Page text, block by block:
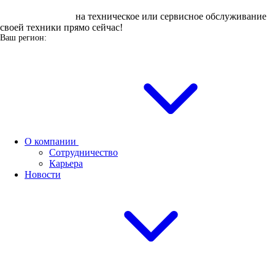
на техническое или сервисное обслуживание
своей техники прямо сейчас!
Ваш регион:
О компании
Сотрудничество
Карьера
Новости